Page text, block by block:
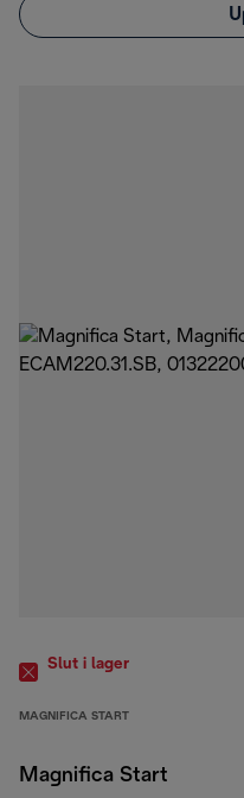
Slut i lager
MAGNIFICA START
Magnifica Start